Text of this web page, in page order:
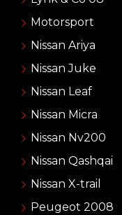
Motorsport
Nissan Ariya
Nissan Juke
Nissan Leaf
Nissan Micra
Nissan Nv200
Nissan Qashqai
Nissan X-trail
Peugeot 2008